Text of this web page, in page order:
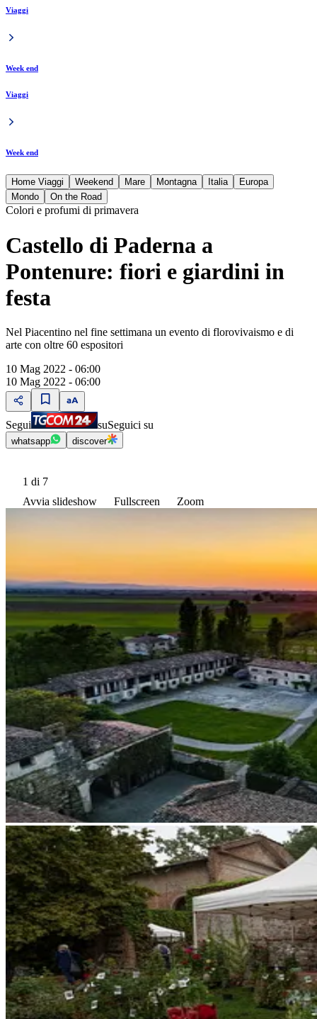
Viaggi
Week end
Viaggi
Week end
Home Viaggi Weekend Mare Montagna Italia
Europa
Mondo
On the Road
Colori e profumi di primavera
Castello di Paderna a
Pontenure: fiori e giardini in
festa
Nel Piacentino nel fine settimana un evento di florovivaismo e di
arte con oltre 60 espositori
10 Mag 2022 - 06:00
10 Mag 2022 - 06:00
Segui suSeguici su
whatsapp discover
1 di 7
Avvia slideshow
Fullscreen Zoom